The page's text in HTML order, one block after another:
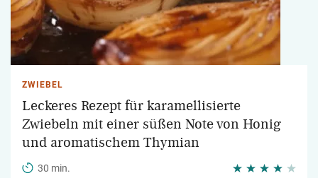
ZWIEBEL
Leckeres Rezept für karamellisierte
Zwiebeln mit einer süßen Note von Honig
und aromatischem Thymian
30 min.